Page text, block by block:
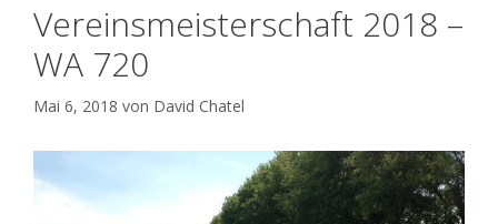
Vereinsmeisterschaft 2018 –
WA 720
Mai 6, 2018 von David Chatel